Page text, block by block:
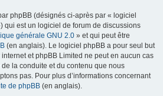
phpBB (désignés ci-après par « logiciel
qui est un logiciel de forum de discussions
générale GNU 2.0 » et qui peut être
(en anglais). Le logiciel phpBB a pour seul but
et phpBB Limited ne peut en aucun cas
la conduite et du contenu que nous
pas. Pour plus d’informations concernant
de phpBB (en anglais).